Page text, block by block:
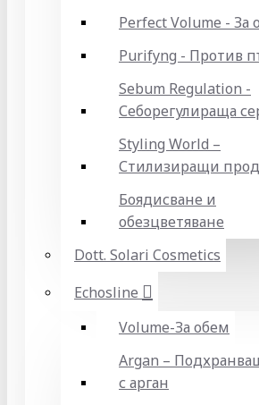
Perfect Volume - За
Purifyng - Против
Sebum Regulation -
Себорегулираща
Styling World –
Стилизиращи
Боядисване и
обезцветяване
Dott. Solari Cosmetics
Echosline
Volume-За обем
Argan –
с арган